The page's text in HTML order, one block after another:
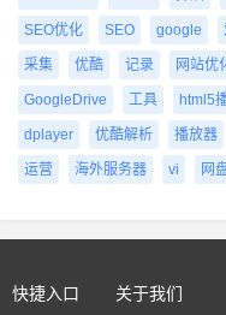
SEO优化 SEO google
采集 优酷 记录 网站优
GoogleDrive 工具 html5
dplayer 优酷解析 播放器
运营 海外服务器 vi 网
快捷入口 关于我们